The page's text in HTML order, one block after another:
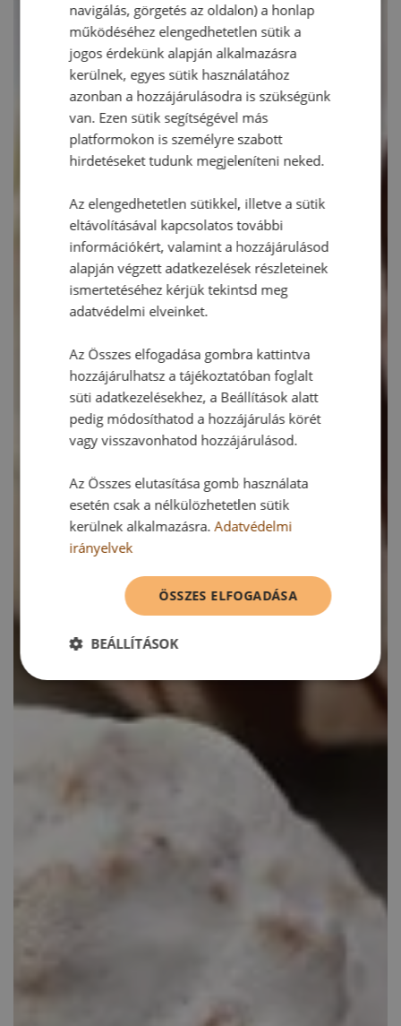
navigálás, görgetés az oldalon) a honlap
működéséhez elengedhetetlen sütik a
jogos érdekünk alapján alkalmazásra
kerülnek, egyes sütik használatához
azonban a hozzájárulásodra is szükségünk
van. Ezen sütik segítségével más
platformokon is személyre szabott
hirdetéseket tudunk megjeleníteni neked.
Az elengedhetetlen sütikkel, illetve a sütik
eltávolításával kapcsolatos további
információkért, valamint a hozzájárulásod
alapján végzett adatkezelések részleteinek
ismertetéséhez kérjük tekintsd meg
adatvédelmi elveinket.
Az Összes elfogadása gombra kattintva
hozzájárulhatsz a tájékoztatóban foglalt
süti adatkezelésekhez, a Beállítások alatt
pedig módosíthatod a hozzájárulás körét
vagy visszavonhatod hozzájárulásod.
Az Összes elutasítása gomb használata
esetén csak a nélkülözhetetlen sütik
kerülnek alkalmazásra.Adatvédelmi
irányelvek
ÖSSZES ELFOGADÁSA
BEÁLLÍTÁSOK